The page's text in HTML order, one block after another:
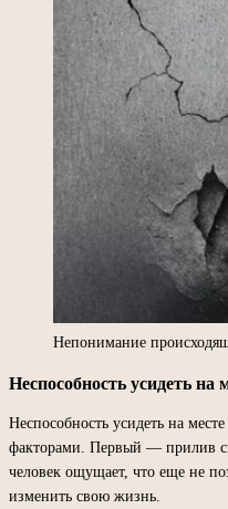
Непонимание
Неспособность усидеть на
Неспособность усидеть на
факторами. Первый — прилив
человек ощущает, что еще не
изменить свою жизнь.